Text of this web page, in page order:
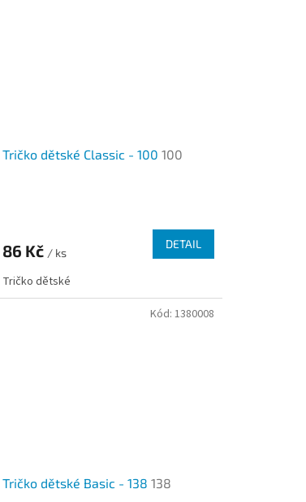
Tričko dětské Classic - 100 100
je
z
5
86 Kč / ks
DETAIL
Tričko dětské
Tričko dětské Basic - 138 138
Kód: 1380008